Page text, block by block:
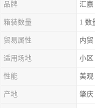
品牌 汇嘉
箱装数量 1 数
贸易属性 内贸
适用场地 小区
性能 美观
产地 肇庆